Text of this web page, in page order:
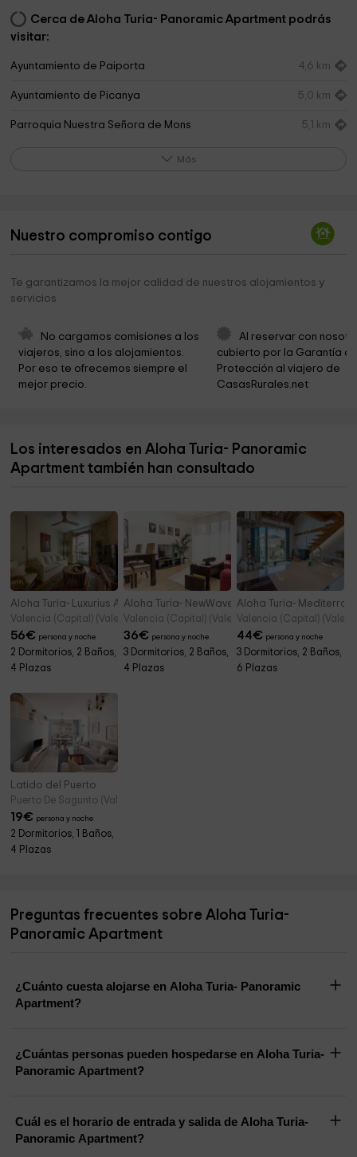
Cerca de Aloha Turia- Panoramic Apartment podrás
visitar:
Ayuntamiento de Paiporta 4,6 km
Ayuntamiento de Picanya 5,0 km
Parroquia Nuestra Señora de Mons 5,1 km
Parroquia de Nuestra Señora de Monserrat
Ayuntamiento de Catarroja 6,7 km
DiverBol
Marmoles Artisticos Magraner
Parroquia de la Asunción de Nuestra Señora de
Parroquia de Nuestra Señora de los Ángeles
Más
Nuestro compromiso contigo
Te garantizamos la mejor calidad de nuestros alojamientos y
servicios
No cargamos comisiones a los
viajeros, sino a los alojamientos.
Por eso te ofrecemos siempre el
mejor precio.
Al reservar con
cubierto por la Garantía
Protección al viajero de
CasasRurales.net
Los interesados en Aloha Turia- Panoramic
Apartment también han consultado
Aloha Turia- Luxurius Apartment in Historic Town
Valencia (Capital) (Valencia)
56€ persona y noche
2 Dormitorios, 2 Baños,
4 Plazas
Aloha Turia- NewWave Russafa Haven
Valencia (Capital) (Valencia)
36€ persona y noche
3 Dormitorios, 2 Baños,
4 Plazas
Aloha Turia-
Valencia (Capital)
44€ persona y noche
3 Dormitorios, 2 Baños,
6 Plazas
Latido del Puerto
Puerto De Sagunto (Valencia)
19€ persona y noche
2 Dormitorios, 1 Baños,
4 Plazas
Preguntas frecuentes sobre Aloha Turia-
Panoramic Apartment
¿Cuánto cuesta alojarse en Aloha Turia- Panoramic
Apartment?
¿Cuántas personas pueden hospedarse en Aloha Turia-
Panoramic Apartment?
Cuál es el horario de entrada y salida de Aloha Turia-
Panoramic Apartment?